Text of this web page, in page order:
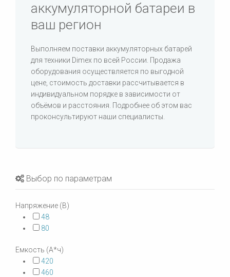
аккумуляторной батареи в
ваш регион
Выполняем поставки аккумуляторных батарей
для техники Dimex по всей России. Продажа
оборудования осуществляется по выгодной
цене, стоимость доставки рассчитывается в
индивидуальном порядке в зависимости от
объёмов и расстояния. Подробнее об этом вас
проконсультируют наши специалисты.
Выбор по параметрам
Напряжение (В)
48
80
Емкость (А*ч)
420
460